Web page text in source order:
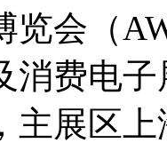
览会（
消费电
主展区